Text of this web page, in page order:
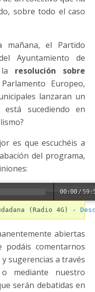
sobre todo el caso
mañana, el Partido
Ayuntamiento de
resolución sobre
Europeo,
lanzaran un
sucediendo en
es que escuchéis a
del programa,
00:00 /
(Radio 4G) -
abiertas
comentarnos
sugerencias a través
mediante nuestro
serán debatidas en